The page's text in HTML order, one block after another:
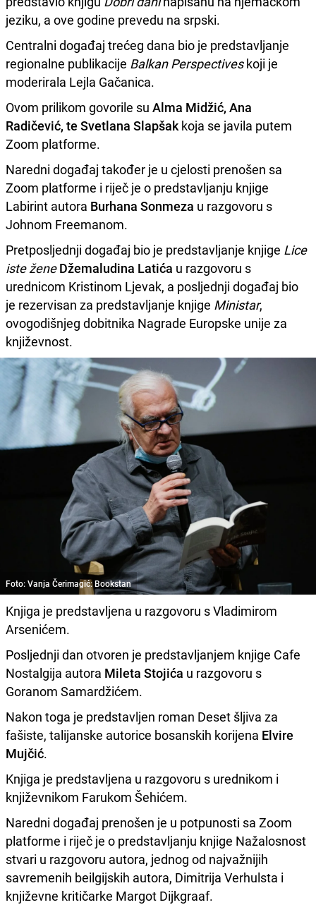
jeziku, a ove godine prevedu na srpski.
Centralni događaj trećeg dana bio je predstavljanje
regionalne publikacije Balkan Perspectiveskoji je
moderirala Lejla Gačanica.
Ovom prilikom govorile su Alma Midžić, Ana
Radičević, te Svetlana Slapšakkoja se javila putem
Zoom platforme.
Naredni događaj također je u cjelosti prenošen sa
Zoom platforme i riječ je o predstavljanju knjige
Labirint autora Burhana Sonmeza u razgovoru s
Johnom Freemanom.
Pretposljednji događaj bio je predstavljanje knjige Lice
iste žene Džemaludina Latića u razgovoru s
urednicom Kristinom Ljevak, a posljednji događaj bio
je rezervisan za predstavljanje knjige Ministar,
ovogodišnjeg dobitnika Nagrade Europske unije za
književnost.
Foto: Vanja Čerimagić: Bookstan
Knjiga je predstavljena u razgovoru s Vladimirom
Arsenićem.
Posljednji dan otvoren je predstavljanjem knjige Cafe
Nostalgija autora Mileta Stojića u razgovoru s
Goranom Samardžićem.
Nakon toga je predstavljen roman Deset šljiva za
fašiste, talijanske autorice bosanskih korijena Elvire
Mujčić.
Knjiga je predstavljena u razgovoru s urednikom i
književnikom Farukom Šehićem.
Naredni događaj prenošen je u potpunosti sa Zoom
platforme i riječ je o predstavljanju knjige Nažalosnost
stvari u razgovoru autora, jednog od najvažnijih
savremenih beilgijskih autora, Dimitrija Verhulsta i
književne kritičarke Margot Dijkgraaf.